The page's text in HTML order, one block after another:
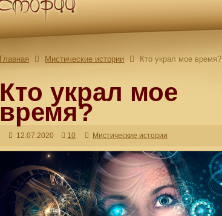
Главная Мистические истории Кто украл мое время?
Кто украл мое
время?
12.07.2020 10 Мистические истории